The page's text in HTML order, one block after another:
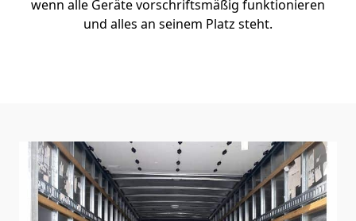
wenn alle Geräte vorschriftsmäßig funktionieren
und alles an seinem Platz steht.